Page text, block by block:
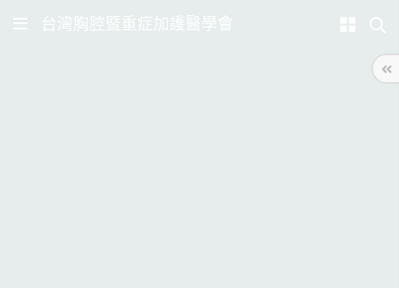
台灣胸腔暨重症加護醫學會